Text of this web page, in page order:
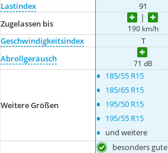
Lastindex 91
Zugelassen bis
190 km/h
Geschwindigkeitsindex T
Abrollgeräusch
71 dB
Weitere Größen
• 185/55 R15
• 185/65 R15
• 195/50 R15
• 195/55 R15
• und weitere
besonders gute